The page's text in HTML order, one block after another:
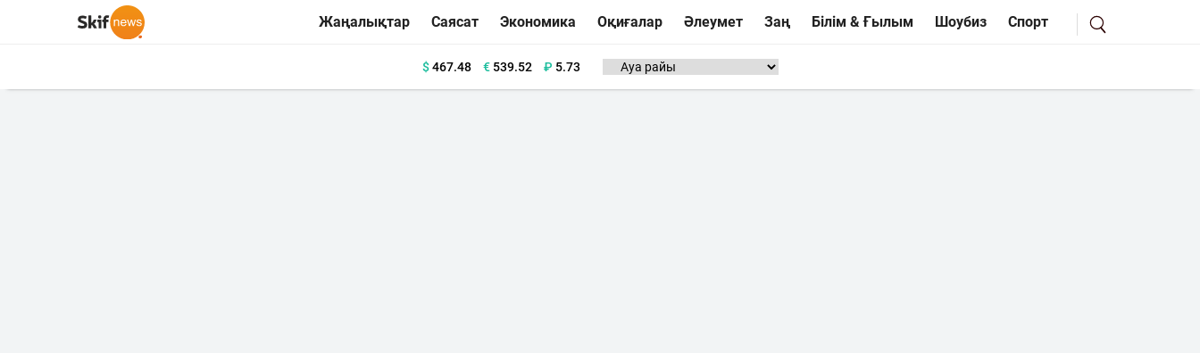
Жаңалықтар Саясат Экономика Оқиғалар Әлеумет Заң Білім & Ғылым Шоубиз Спорт
$467.48 €539.52 ₽ 5.73